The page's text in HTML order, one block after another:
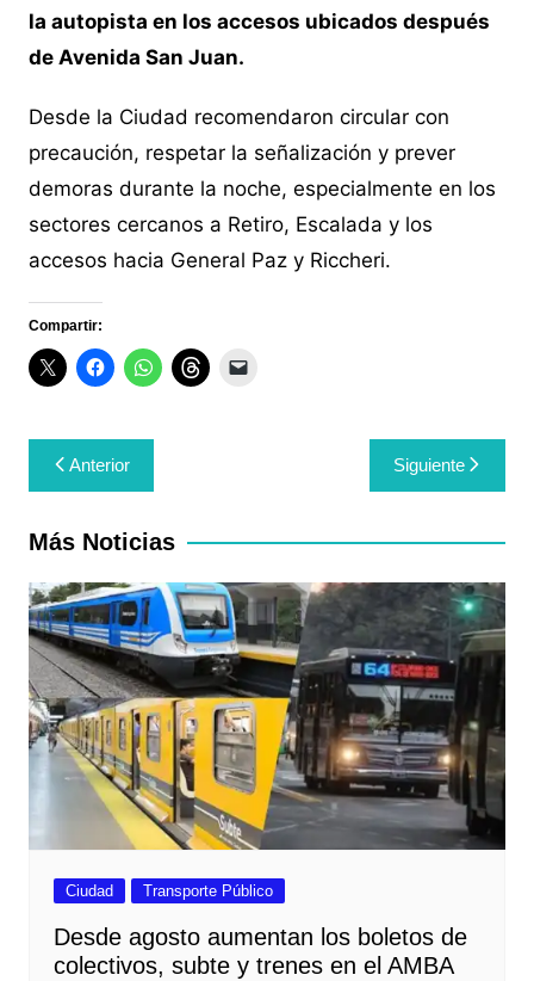
la autopista en los accesos ubicados después
de Avenida San Juan.
Desde la Ciudad recomendaron circular con
precaución, respetar la señalización y prever
demoras durante la noche, especialmente en los
sectores cercanos a Retiro, Escalada y los
accesos hacia General Paz y Riccheri.
Compartir:
Navegación
de
entradas
Anterior Siguiente
Más Noticias
Ciudad Transporte Público
Desde agosto aumentan los boletos de
colectivos, subte y trenes en el AMBA